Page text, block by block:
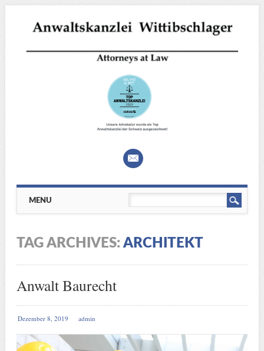
Main menu
MENU
TAG ARCHIVES:ARCHITEKT
Anwalt Baurecht
Dezember 8, 2019 admin